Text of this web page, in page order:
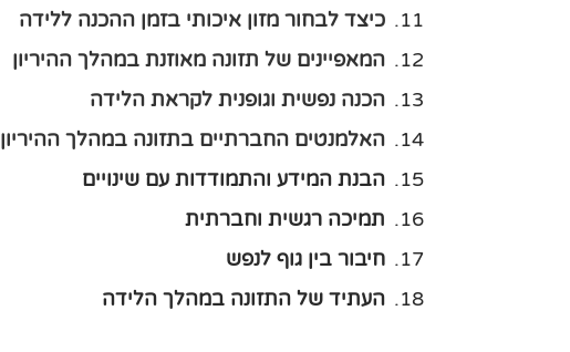
כיצד לבחור מזון איכותי בזמן ההכנה ללידה
המאפיינים של תזונה מאוזנת במהלך ההיריון
הכנה נפשית וגופנית לקראת הלידה
האלמנטים החברתיים בתזונה במהלך ההיריון
הבנת המידע והתמודדות עם שינויים
תמיכה רגשית וחברתית
חיבור בין גוף לנפש
העתיד של התזונה במהלך הלידה